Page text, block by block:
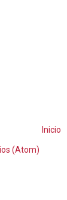
Inicio
(Atom)